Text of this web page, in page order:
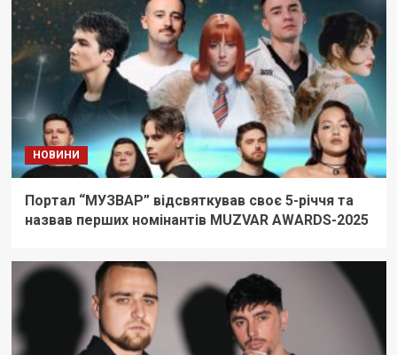
НОВИНИ
Портал “МУЗВАР” відсвяткував своє 5-річчя та
назвав перших номінантів MUZVAR AWARDS-2025